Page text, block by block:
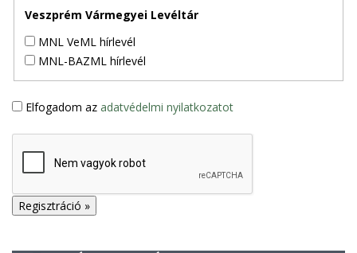
Veszprém Vármegyei Levéltár
MNL VeML hírlevél
MNL-BAZML hírlevél
Elfogadom az adatvédelmi nyilatkozatot